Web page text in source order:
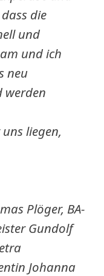
die
und
und ich
neu
werden
liegen,
Plöger, BA-
Gundolf
Johanna